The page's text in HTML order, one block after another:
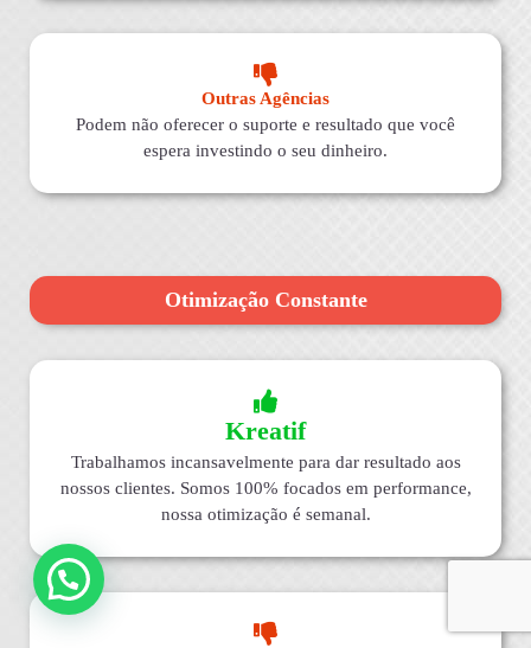
Outras Agências
Podem não oferecer o suporte e resultado que você
espera investindo o seu dinheiro.
Otimização Constante
Kreatif
Trabalhamos incansavelmente para dar resultado aos
nossos clientes. Somos 100% focados em performance,
nossa otimização é semanal.